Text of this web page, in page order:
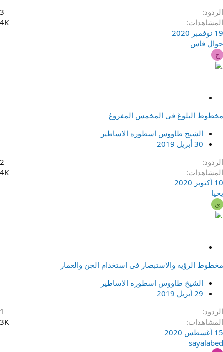
الردود
3
المشاهدات
4K
19 نوفمبر 2020
جوال فاس
ج
ب
ت
مخطوط البلوغ فى المخمس المفروغ
الشيخ طاووس اسطوره الاساطير
30 أبريل 2019
الردود
2
المشاهدات
4K
10 أكتوبر 2020
يحيا
ي
ب
ت
مخطوط الرؤيه والاستبصار فى استخدام الجن والعمار
الشيخ طاووس اسطوره الاساطير
29 أبريل 2019
الردود
1
المشاهدات
3K
15 أغسطس 2020
sayalabed